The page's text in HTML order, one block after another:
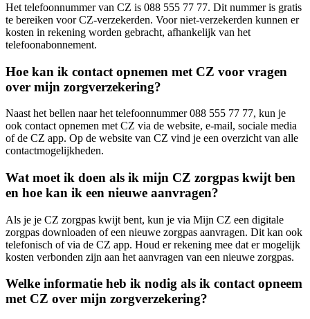
Het telefoonnummer van CZ is 088 555 77 77. Dit nummer is gratis
te bereiken voor CZ-verzekerden. Voor niet-verzekerden kunnen er
kosten in rekening worden gebracht, afhankelijk van het
telefoonabonnement.
Hoe kan ik contact opnemen met CZ voor vragen
over mijn zorgverzekering?
Naast het bellen naar het telefoonnummer 088 555 77 77, kun je
ook contact opnemen met CZ via de website, e-mail, sociale media
of de CZ app. Op de website van CZ vind je een overzicht van alle
contactmogelijkheden.
Wat moet ik doen als ik mijn CZ zorgpas kwijt ben
en hoe kan ik een nieuwe aanvragen?
Als je je CZ zorgpas kwijt bent, kun je via Mijn CZ een digitale
zorgpas downloaden of een nieuwe zorgpas aanvragen. Dit kan ook
telefonisch of via de CZ app. Houd er rekening mee dat er mogelijk
kosten verbonden zijn aan het aanvragen van een nieuwe zorgpas.
Welke informatie heb ik nodig als ik contact opneem
met CZ over mijn zorgverzekering?